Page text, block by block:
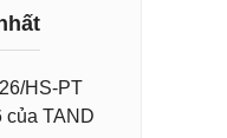
HS-PT
của TAND